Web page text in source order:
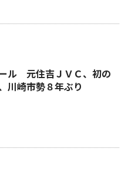
ル 元住吉ＪＶＣ、初の
崎市勢８年ぶり